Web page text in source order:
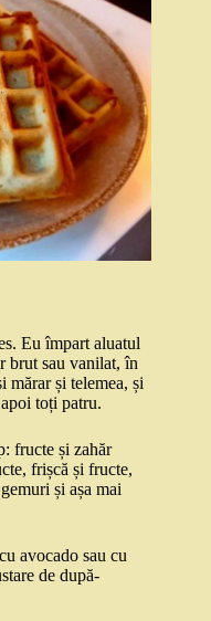
Eu împart aluatul
brut sau vanilat, în
mărar și telemea, și
toți patru.
fructe și zahăr
frișcă și fructe,
și așa mai
avocado sau cu
de după-